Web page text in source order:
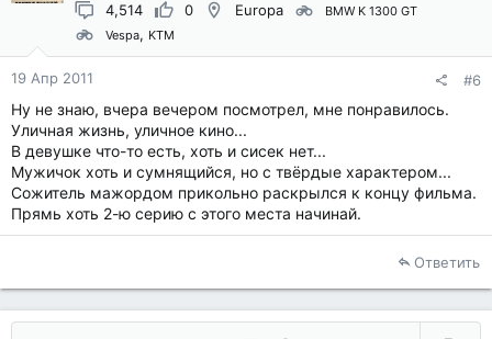
4,514
0 Europa
BMW K 1300 GT
Vespa
KTM
19 Апр 2011 #6
Ну не знаю, вчера вечером посмотрел, мне понравилось.
Уличная жизнь, уличное кино...
В девушке что-то есть, хоть и сисек нет...
Мужичок хоть и сумнящийся, но с твёрдые характером...
Сожитель мажордом прикольно раскрылся к концу фильма.
Прямь хоть 2-ю серию с этого места начинай.
Ответить